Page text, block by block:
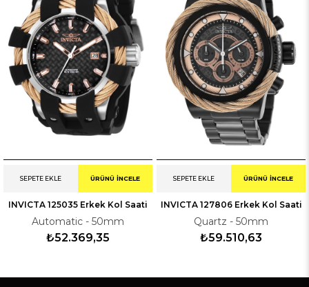
INVICTA 125035 Erkek Kol Saati
Automatic - 50mm
₺52.369,35
SEPETE EKLE ÜRÜNÜ İNCELE
INVICTA 127806 Erkek Kol Saati
Quartz - 50mm
₺59.510,63
SEPETE EKLE ÜRÜNÜ İNCELE